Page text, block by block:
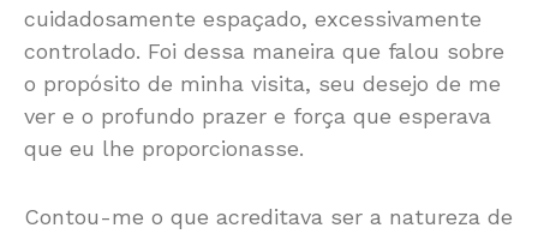
cuidadosamente espaçado, excessivamente
controlado. Foi dessa maneira que falou sobre
o propósito de minha visita, seu desejo de me
ver e o profundo prazer e força que esperava
que eu lhe proporcionasse.
Contou-me o que acreditava ser a natureza de